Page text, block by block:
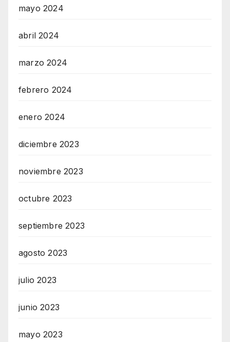
mayo 2024
abril 2024
marzo 2024
febrero 2024
enero 2024
diciembre 2023
noviembre 2023
octubre 2023
septiembre 2023
agosto 2023
julio 2023
junio 2023
mayo 2023